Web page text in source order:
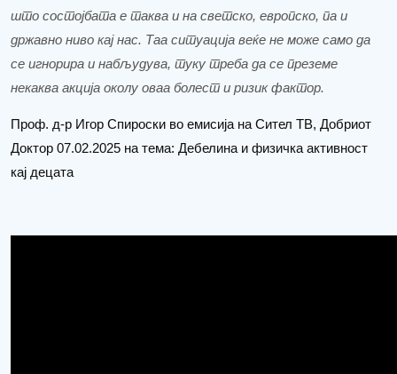
што состојбата е таква и на светско, европско, па и
државно ниво кај нас. Таа ситуација веќе не може само да
се игнорира и набљудува, туку треба да се преземе
некаква акција околу оваа болест и ризик фактор.
Проф. д-р Игор Спироски во емисија на Сител ТВ, Добриот
Доктор 07.02.2025 на тема: Дебелина и физичка активност
кај децата